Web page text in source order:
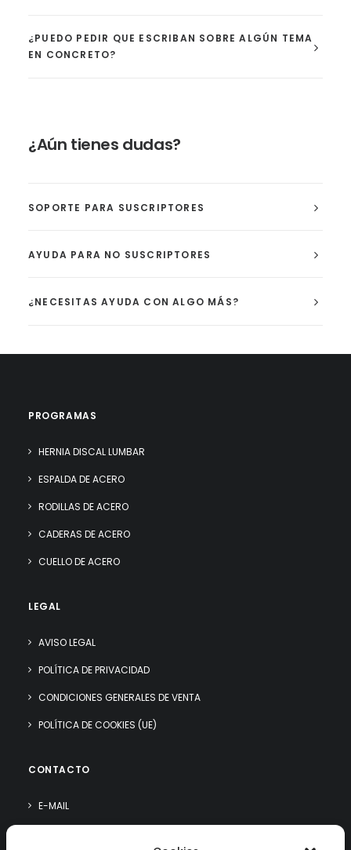
¿PUEDO PEDIR QUE ESCRIBAN SOBRE ALGÚN TEMA
EN CONCRETO?
¿Aún tienes dudas?
SOPORTE PARA SUSCRIPTORES
AYUDA PARA NO SUSCRIPTORES
¿NECESITAS AYUDA CON ALGO MÁS?
PROGRAMAS
HERNIA DISCAL LUMBAR
ESPALDA DE ACERO
RODILLAS DE ACERO
CADERAS DE ACERO
CUELLO DE ACERO
LEGAL
AVISO LEGAL
POLÍTICA DE PRIVACIDAD
CONDICIONES GENERALES DE VENTA
POLÍTICA DE COOKIES (UE)
CONTACTO
E-MAIL